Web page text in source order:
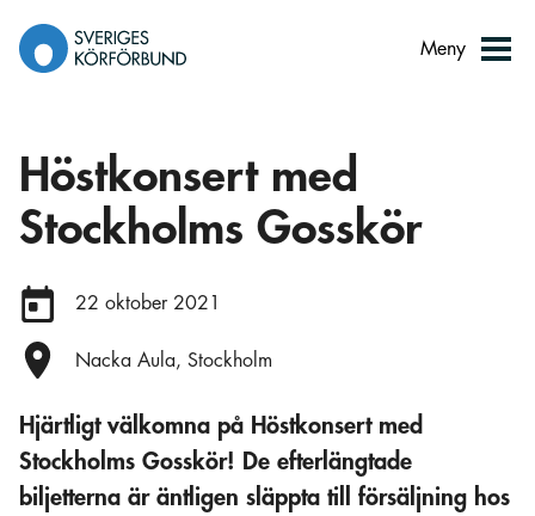
innehåll
Meny
Höstkonsert med
Stockholms Gosskör
Datum:
22 oktober 2021
Plats:
Nacka Aula, Stockholm
Hjärtligt välkomna på Höstkonsert med
Stockholms Gosskör! De efterlängtade
biljetterna är äntligen släppta till försäljning hos